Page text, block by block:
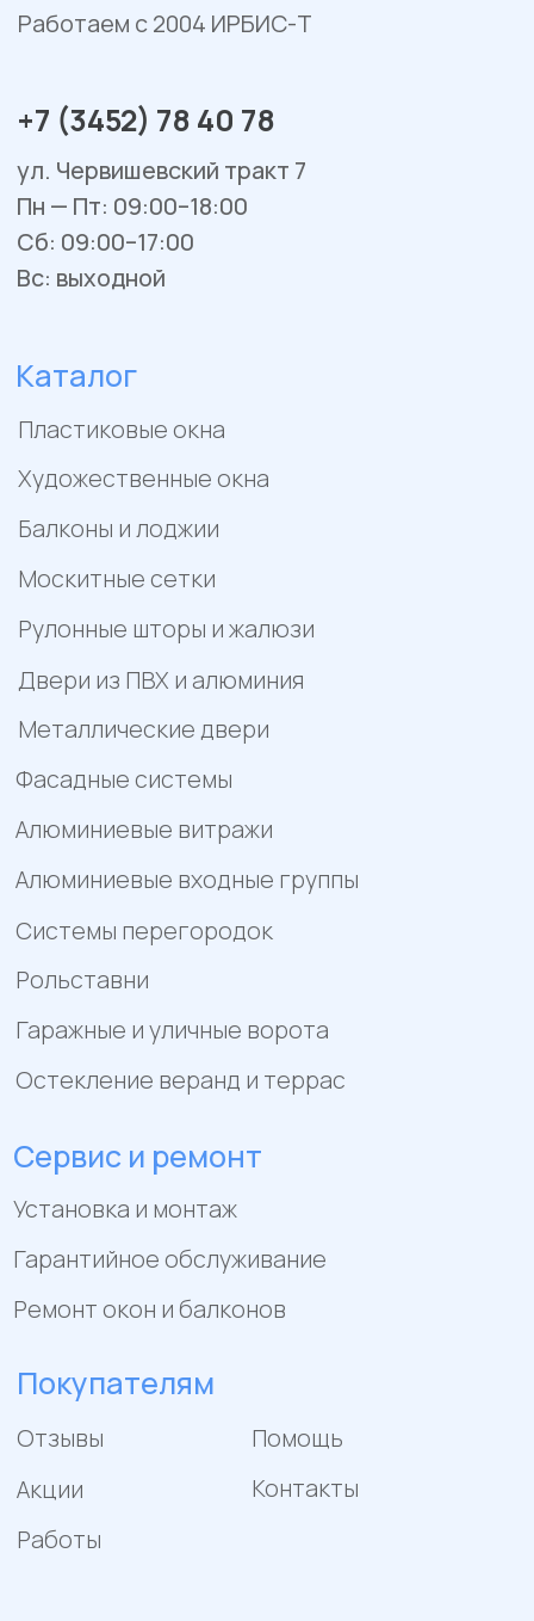
Покупателям
Сервис и ремонт
Двери из ПВХ и алюминия
Алюминиевые входные группы
Фасадные системы
Алюминиевые витражи
Системы перегородок
Рольставни
Гаражные и уличные ворота
Отзывы
Работы
Помощь
Гарантийное обслуживание
Ремонт окон и балконов
Политика конфиденциальности
Пример цен носит исключительно информационный
характер и не является публичной офертой